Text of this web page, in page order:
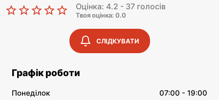
Оцінка: 4.2 - 37 голосів
Твоя оцінка: 0.0
СЛІДКУВАТИ
Графік роботи
Понеділок
07:00 - 19:00